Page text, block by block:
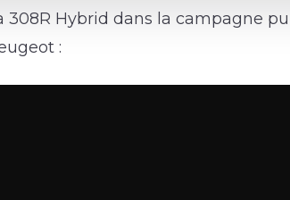
308R Hybrid dans la campagne
: